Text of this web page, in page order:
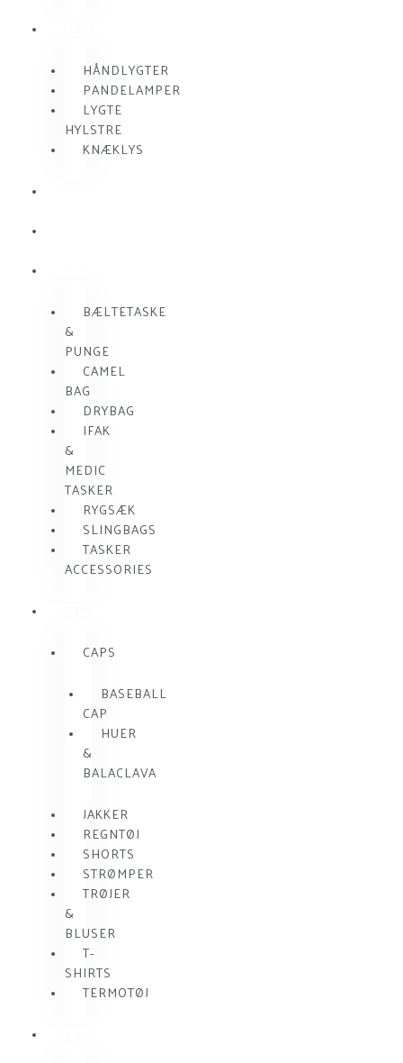
HÅNDLYGTER
PANDELAMPER
LYGTE
HYLSTRE
KNÆKLYS
BÆLTETASKE
&
PUNGE
CAMEL
BAG
DRYBAG
IFAK
&
MEDIC
TASKER
RYGSÆK
SLINGBAGS
TASKER
ACCESSORIES
CAPS
BASEBALL
CAP
HUER
&
BALACLAVA
JAKKER
REGNTØJ
SHORTS
STRØMPER
TRØJER
&
BLUSER
T-
SHIRTS
TERMOTØJ